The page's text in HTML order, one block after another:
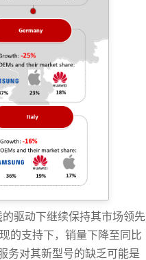
驱动下继续保持其市场领先
的支持下，销量下降至同比
务对其新型号的缺乏可能是